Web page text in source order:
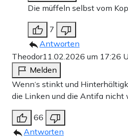
Die müffeln selbst vom
7
Antworten
Theodor11.02.2026 um 17:26
Melden
Wenn‘s stinkt und
die Linken und die Antifa nicht
66
Antworten